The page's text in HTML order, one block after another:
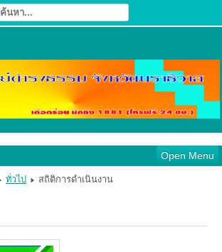
Open Menu
ทั่วไป สถิติการดำเนินงาน